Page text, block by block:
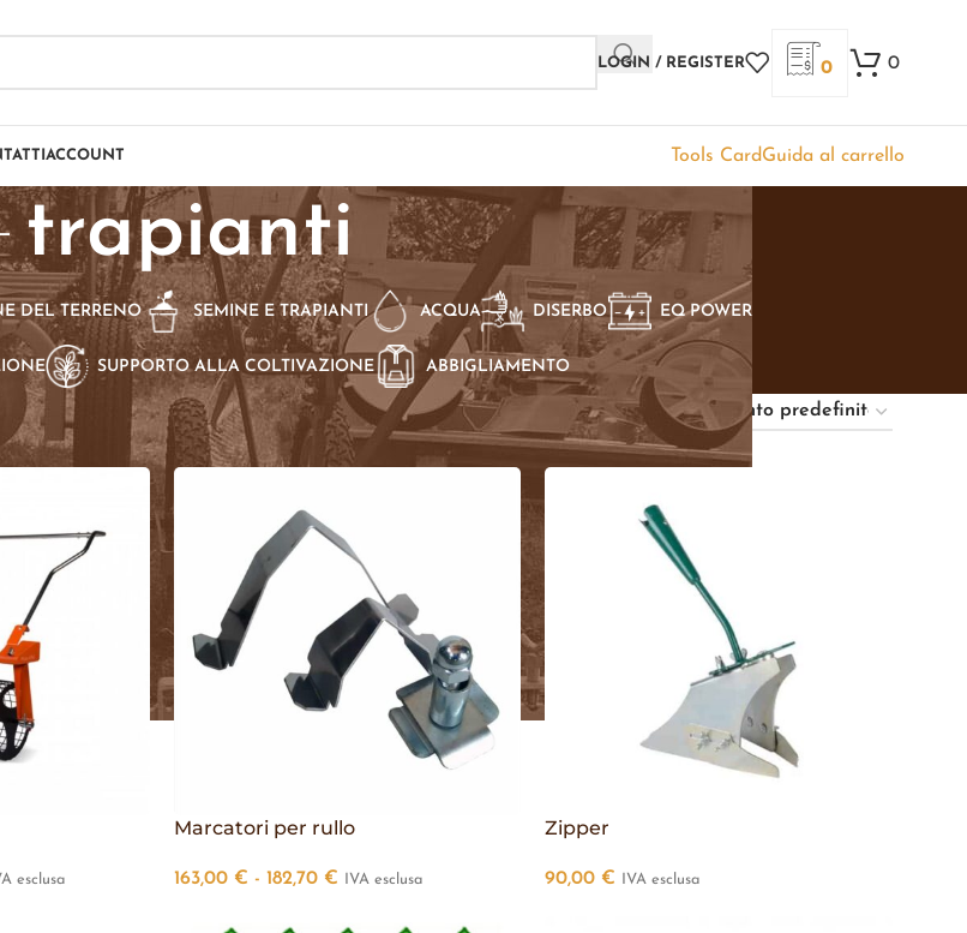
LOGIN / REGISTER 0 0
ACCOUNT Tools CardGuida al carrello
trapianti
DEL TERRENO SEMINE E TRAPIANTI ACQUA DISERBO EQ POWER
SUPPORTO ALLA COLTIVAZIONE ABBIGLIAMENTO
Show 18 24
esclusa
Marcatori per rullo
163,00 € - 182,70 € IVA esclusa
Zipper
90,00 € IVA esclusa